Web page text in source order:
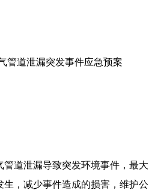
管道泄漏突发事件应急预案
管道泄漏导致突发环境事件，最大
生，减少事件造成的损害，维护公